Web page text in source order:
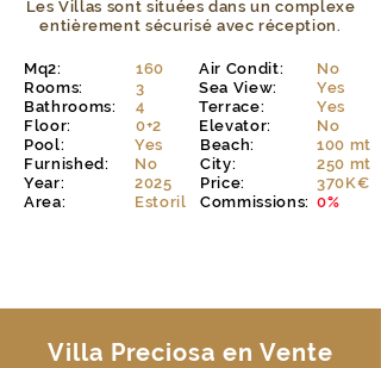
Les Villas sont situées dans un complexe
entièrement sécurisé avec réception.
Mq2:
Rooms:
Bathrooms:
Floor:
160
3
4
0+2
Air Condit:
Sea View:
Terrace:
Elevator:
Pool:
Furnished:
Year:
Area:
Yes
No
2025
Estoril
Beach:
City:
Price:
Commissions:
No
Yes
Yes
No
100 mt
250 mt
370K€
0%
Villa Preciosa en Vente